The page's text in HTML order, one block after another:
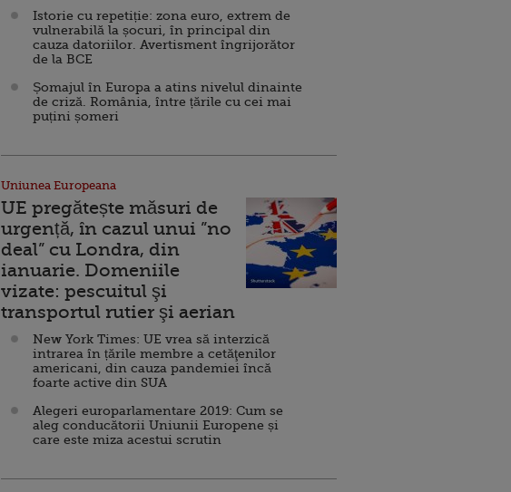
Istorie cu repetiție: zona euro, extrem de
vulnerabilă la șocuri, în principal din
cauza datoriilor. Avertisment îngrijorător
de la BCE
Șomajul în Europa a atins nivelul dinainte
de criză. România, între țările cu cei mai
puțini șomeri
Uniunea Europeana
UE pregătește măsuri de
urgență, în cazul unui ”no
deal” cu Londra, din
ianuarie. Domeniile
vizate: pescuitul şi
transportul rutier şi aerian
New York Times: UE vrea să interzică
intrarea în țările membre a cetăţenilor
americani, din cauza pandemiei încă
foarte active din SUA
Alegeri europarlamentare 2019: Cum se
aleg conducătorii Uniunii Europene și
care este miza acestui scrutin